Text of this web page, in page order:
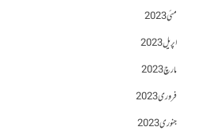
مئی 2023
اپریل 2023
مارچ 2023
فروری 2023
جنوری 2023